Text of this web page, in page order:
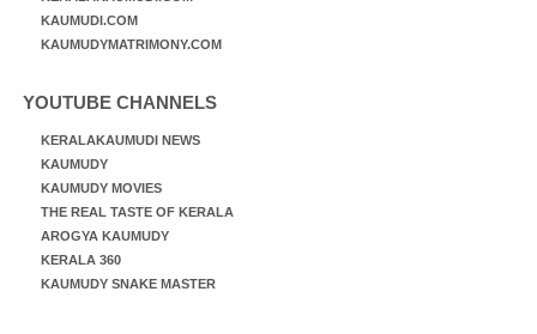
KAUMUDI.COM
KAUMUDYMATRIMONY.COM
YOUTUBE CHANNELS
KERALAKAUMUDI NEWS
KAUMUDY
KAUMUDY MOVIES
THE REAL TASTE OF KERALA
AROGYA KAUMUDY
KERALA 360
KAUMUDY SNAKE MASTER